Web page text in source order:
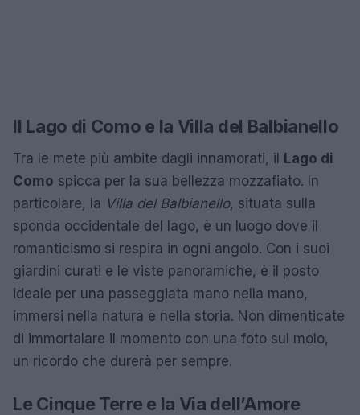
Il Lago di Como e la Villa del Balbianello
Tra le mete più ambite dagli innamorati, il Lago di
Como spicca per la sua bellezza mozzafiato. In
particolare, la Villa del Balbianello, situata sulla
sponda occidentale del lago, è un luogo dove il
romanticismo si respira in ogni angolo. Con i suoi
giardini curati e le viste panoramiche, è il posto
ideale per una passeggiata mano nella mano,
immersi nella natura e nella storia. Non dimenticate
di immortalare il momento con una foto sul molo,
un ricordo che durerà per sempre.
Le Cinque Terre e la Via dell’Amore